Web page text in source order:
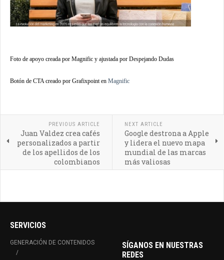
Foto de apoyo creada por Magnific y ajustada por Despejando Dudas
Botón de CTA creado por Grafixpoint en Magnific
PREVIOUS ARTICLE
Juan Valdez crea cafés
personalizados a partir
de los apellidos de los
colombianos
NEXT ARTICLE
Google destrona a Apple
y lidera el nuevo mapa
mundial de las marcas
más valiosas
SERVICIOS
GENERACIÓN DE CONTENIDOS
SÍGANOS EN NUESTRAS
REDES